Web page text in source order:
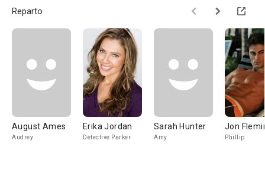
Reparto
August Ames
Audrey
Erika Jordan
Detective Parker
Sarah Hunter
Amy
Jon
Phillip